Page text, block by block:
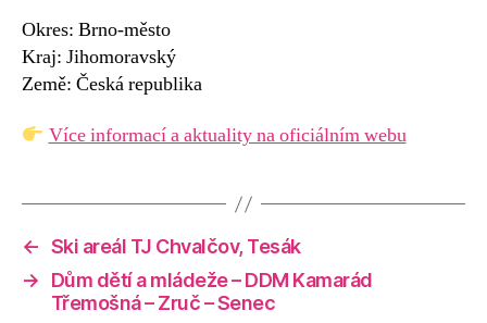
Okres: Brno-město
Kraj: Jihomoravský
Země: Česká republika
Více informací a aktuality na oficiálním webu
← Ski areál TJ Chvalčov, Tesák
→
Dům dětí a mládeže – DDM Kamarád
Třemošná – Zruč – Senec